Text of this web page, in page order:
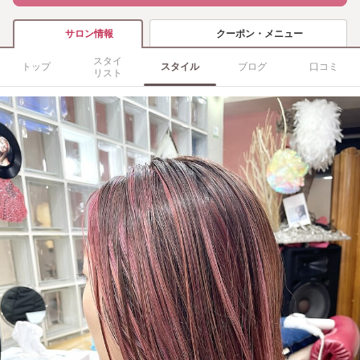
サロン情報 クーポン・メニュー
トップ
スタイ
リスト
スタイル ブログ 口コミ